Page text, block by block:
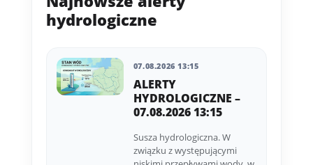
hydrologiczne
07.08.2026 13:15
ALERTY
HYDROLOGICZNE –
07.08.2026 13:15
Susza hydrologiczna. W
związku z występującymi